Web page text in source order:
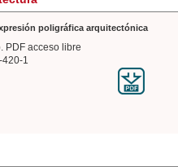
poligráfica arquitectónica
PDF acceso libre
420-1